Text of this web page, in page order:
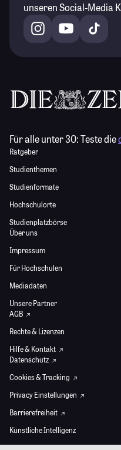
unseren Social-Media
Für alle unter 30:Teste die
Ratgeber
Studienthemen
Studienformate
Hochschulorte
Studienplatzbörse
Über uns
Impressum
Für Hochschulen
Mediadaten
Unsere Partner
AGB
Rechte & Lizenzen
Hilfe & Kontakt
Datenschutz
Cookies & Tracking
Privacy Einstellungen
Barrierefreiheit
Künstliche Intelligenz